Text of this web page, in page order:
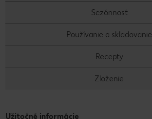
Sezónnosť
Používanie a skladovanie
Recepty
Zloženie
Užitočné informácie